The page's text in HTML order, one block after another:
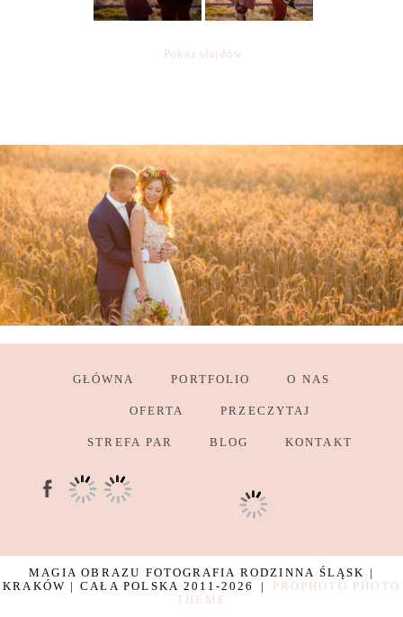
Pokaz slajdów
GŁÓWNA PORTFOLIO O NAS
OFERTA PRZECZYTAJ
STREFA PAR BLOG KONTAKT
MAGIA OBRAZU FOTOGRAFIA RODZINNA ŚLĄSK |
KRAKÓW | CAŁA POLSKA 2011-2026
|
PROPHOTO PHOTO
THEME